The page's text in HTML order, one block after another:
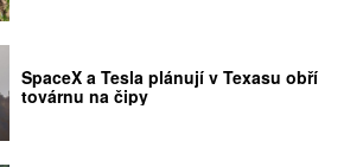
SpaceX a Tesla plánují v Texasu obří
továrnu na čipy